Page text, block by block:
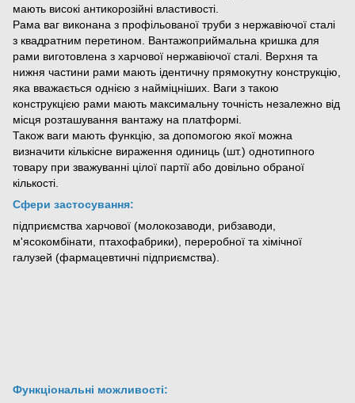
мають високі антикорозійні властивості.
Рама ваг виконана з профільованої труби з нержавіючої сталі
з квадратним перетином. Вантажоприймальна кришка для
рами виготовлена з харчової нержавіючої сталі. Верхня та
нижня частини рами мають ідентичну прямокутну конструкцію,
яка вважається однією з найміцніших. Ваги з такою
конструкцією рами мають максимальну точність незалежно від
місця розташування вантажу на платформі.
Також ваги мають функцію, за допомогою якої можна
визначити кількісне вираження одиниць (шт.) однотипного
товару при зважуванні цілої партії або довільно обраної
кількості.
Сфери застосування:
підприємства харчової (молокозаводи, рибзаводи,
м'ясокомбінати, птахофабрики), переробної та хімічної
галузей (фармацевтичні підприємства).
Функціональні можливості: